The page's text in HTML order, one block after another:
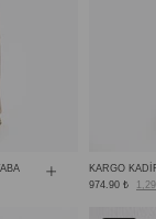
KARGO
974.90 ₺